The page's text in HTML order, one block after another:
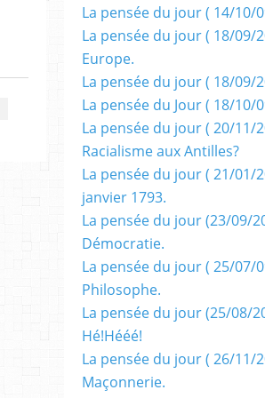
La pensée du jour ( 14/10/
La pensée du jour ( 18/09/
Europe.
La pensée du jour ( 18/09/
La pensée du Jour ( 18/10/
La pensée du jour ( 20/11/
Racialisme aux Antilles?
La pensée du jour ( 21/01/
janvier 1793.
La pensée du jour (23/09/
Démocratie.
La pensée du jour ( 25/07/
Philosophe.
La pensée du jour (25/08/
Hé!Hééé!
La pensée du jour ( 26/11/
Maçonnerie.